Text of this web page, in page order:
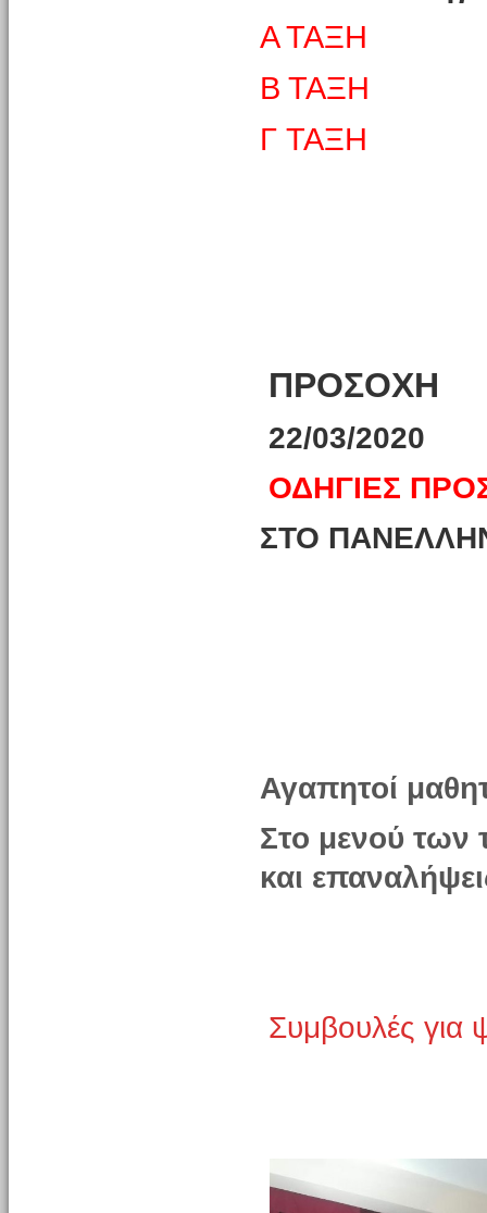
Α ΤΑΞΗ
Β ΤΑΞΗ
Γ ΤΑΞΗ
ΠΡΟΣΟΧΗ
22/03/2020
ΟΔΗΓΙΕΣ
ΣΤΟ
Αγαπητοί
Στο μενού των
και
Συμβουλές για